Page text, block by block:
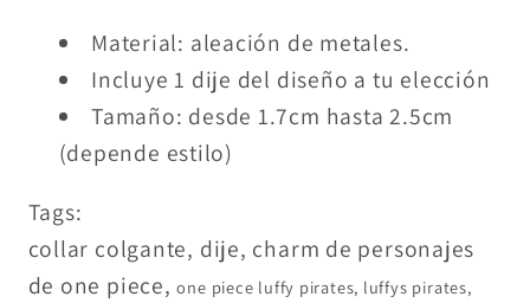
Material: aleación de metales.
Incluye 1 dije del diseño a tu elección
Tamaño: desde 1.7cm hasta 2.5cm
(depende estilo)
Tags:
collar colgante, dije, charm de personajes
de one piece,one piece luffy pirates, luffys pirates,